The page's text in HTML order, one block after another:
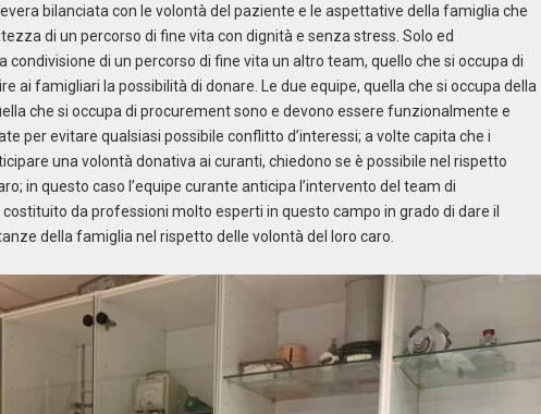
bilanciata con le volontà del paziente e le aspettative della famiglia che
di un percorso di fine vita con dignità e senza stress. Solo ed
condivisione di un percorso di fine vita un altro team, quello che si occupa di
ai famigliari la possibilità di donare. Le due equipe, quella che si occupa della
che si occupa di procurement sono e devono essere funzionalmente e
per evitare qualsiasi possibile conflitto d’interessi; a volte capita che i
una volontà donativa ai curanti, chiedono se è possibile nel rispetto
in questo caso l’equipe curante anticipa l’intervento del team di
da professioni molto esperti in questo campo in grado di dare il
della famiglia nel rispetto delle volontà del loro caro.